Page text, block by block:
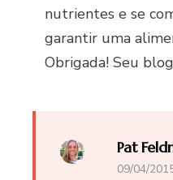
nutrientes e se
garantir uma
Obrigada! Seu
Pat
09/04/